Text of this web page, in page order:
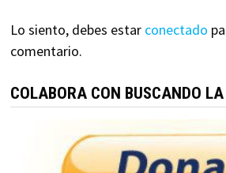
Lo siento, debes estar conectado
comentario.
COLABORA CON BUSCANDO